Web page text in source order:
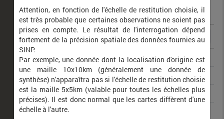
Nom latin Nom vernaculaire
Ardea cinerea
Héron cendré
Ardea alba
Grande Aigrette
Platalea leucorodia
Spatule blanche
Anas platyrhynchos
Attention, en fonction de l'échelle de restitution choisie, il
est très probable que certaines observations ne soient pas
prises en compte. Le résultat de l'interrogation dépend
fortement de la précision spatiale des données fournies au
SINP.
Par exemple, une donnée dont la localisation d'origine est
une maille 10x10km (généralement une donnée de
synthèse) n'apparaîtra pas si l'échelle de restitution choisie
est la maille 5x5km (valable pour toutes les échelles plus
précises). Il est donc normal que les cartes diffèrent d'une
échelle à l'autre.